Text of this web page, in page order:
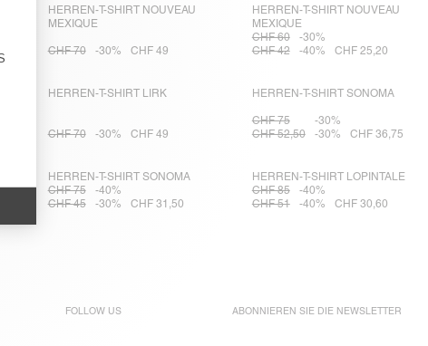
HERREN-T-SHIRT NOUVEAU
MEXIQUE
CHF 70 -30% CHF 49
HERREN-T-SHIRT NOUVEAU
MEXIQUE
CHF 60
-30%
CHF 42
-40% CHF 25,20
HERREN-T-SHIRT LIRK
CHF 70 -30% CHF 49
HERREN-T-SHIRT SONOMA
CHF 75
-30%
CHF 52,50
-30% CHF 36,75
HERREN-T-SHIRT SONOMA
CHF 75
-40%
CHF 45
-30% CHF 31,50
HERREN-T-SHIRT LOPINTALE
CHF 85
-40%
CHF 51
-40% CHF 30,60
FOLLOW US ABONNIEREN SIE DIE NEWSLETTER